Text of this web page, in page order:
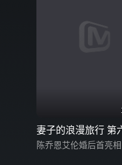
妻子的浪漫旅行 第
陈乔恩艾伦婚后首亮相